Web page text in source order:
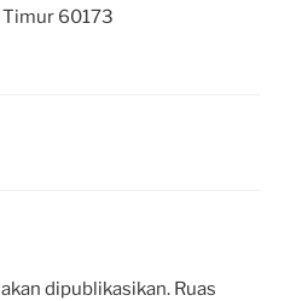
Timur 60173
dipublikasikan. Ruas